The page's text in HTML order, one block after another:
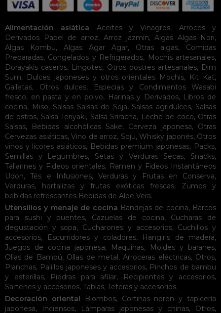
Alimentación asiática Aceites y Vinagres, Arroces y
Derivados
Papel de arroz, Arroz jazmín, Algas Algas Nori,
Algas Kombu, Algas Agar Agar, Otras algas, Comidas
Preparadas, Congelados y Refrigerados, Mochis artesanales,
Dorayakis caseros, Lingotes, Otros postres artesanales, Dim
Sum, Dulces japoneses y otros orientales Mochis, Kit Kat,
Galletas, Otros dulces, Especias y Condimentos
Wasabi
fresco, en pasta y en polvo, Harinas y Derivados, Libros de
cocina, Miso, Salsas Salsas de Soja, Salsas agridulces, Salsas
de ostras, Salsa Teriyaki, Salsa Sriracha, Leche de coco, Otras
Salsas, Bebidas alcohólicas Sake, Cerveza japonesa, Otras
Cervezas asiáticas, Vino de arroz, Soju, Whisky japonés, Otros
vinos y licores asiáticos, Bebidas premium japonesas, Packs,
Semillas y Legumbres, Setas y Verduras Secas, Snacks,
Tallarines y Fideos orientales, Ramen y Fideos Instantáneos
Udon,Tés e Infusiones, Verduras y Frutas en Conserva,
Verduras, hortalizas y frutas exóticas frescas, Zumos y
bebidas refrescantes Bebidas de Aloe Vera.
Utensilios y menaje de cocina Bandejas de cocina, Barcos
para sushi y puentes, Cazuelas de cocina, Cucharas de
degustación y sopa, Cucharones y accesorios, Cuchillos y
accesorios, Escurridores y coladores, Hangiris de madera,
Juegos de cocina japonesa, Maquinas, Moldes y baranes,
Ollas de Bambú, Ollas de metal,Arroceras eléctricas, Otros,
Planchas, Palillos japoneses y accesorios, Pinchos de bambu
y esterillas, Piedras para afilar, Recipientes y accesorios,
Sartenes y accesorios, Tablas, Teteras y accesorios.
Decoración oriental
Biombos, Cortinas noren y tapicería
japonesa, Inciensos, Lámparas japonesas y chinas, Otros,